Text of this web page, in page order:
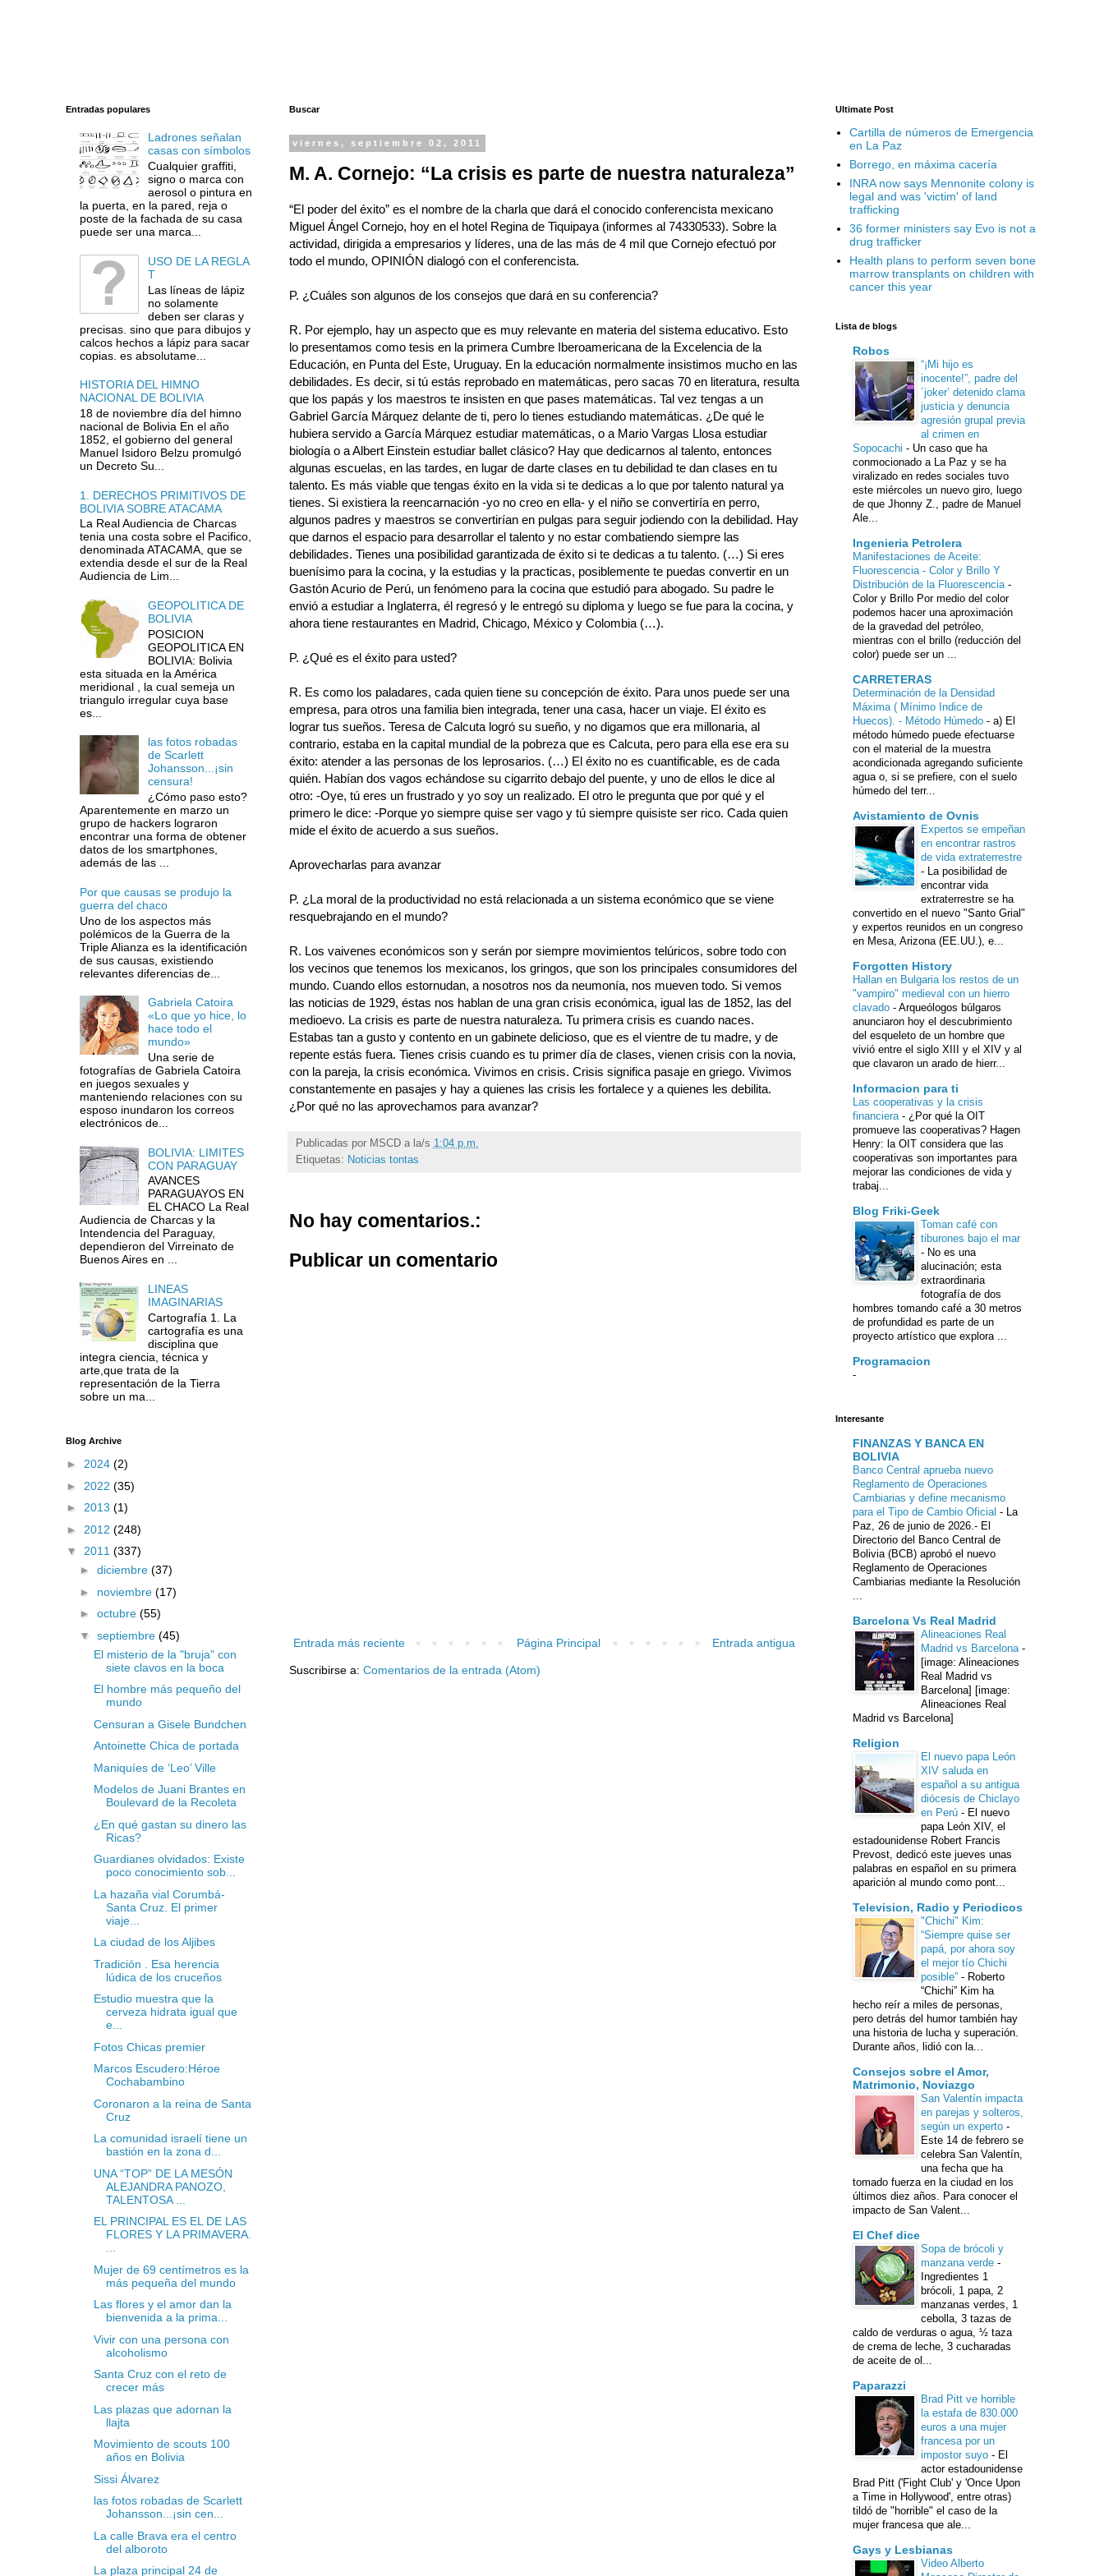
Buscar
viernes, septiembre 02, 2011
M. A. Cornejo: “La crisis es parte de nuestra naturaleza”
“El poder del éxito” es el nombre de la charla que dará el conocido conferencista mexicano
Miguel Ángel Cornejo, hoy en el hotel Regina de Tiquipaya (informes al 74330533). Sobre la
actividad, dirigida a empresarios y líderes, una de las más de 4 mil que Cornejo efectuó por
todo el mundo, OPINIÓN dialogó con el conferencista.
P. ¿Cuáles son algunos de los consejos que dará en su conferencia?
R. Por ejemplo, hay un aspecto que es muy relevante en materia del sistema educativo. Esto
lo presentamos como tesis en la primera Cumbre Iberoamericana de la Excelencia de la
Educación, en Punta del Este, Uruguay. En la educación normalmente insistimos mucho en las
debilidades. Es decir, si tú estás reprobado en matemáticas, pero sacas 70 en literatura, resulta
que los papás y los maestros te insisten en que pases matemáticas. Tal vez tengas a un
Gabriel García Márquez delante de ti, pero lo tienes estudiando matemáticas. ¿De qué le
hubiera servido a García Márquez estudiar matemáticas, o a Mario Vargas Llosa estudiar
biología o a Albert Einstein estudiar ballet clásico? Hay que dedicarnos al talento, entonces
algunas escuelas, en las tardes, en lugar de darte clases en tu debilidad te dan clases en tu
talento. Es más viable que tengas éxito en la vida si te dedicas a lo que por talento natural ya
tienes. Si existiera la reencarnación -yo no creo en ella- y el niño se convertiría en perro,
algunos padres y maestros se convertirían en pulgas para seguir jodiendo con la debilidad. Hay
que darnos el espacio para desarrollar el talento y no estar combatiendo siempre las
debilidades. Tienes una posibilidad garantizada de éxito si te dedicas a tu talento. (…) Si eres
buenísimo para la cocina, y la estudias y la practicas, posiblemente te puedas convertir en un
Gastón Acurio de Perú, un fenómeno para la cocina que estudió para abogado. Su padre le
envió a estudiar a Inglaterra, él regresó y le entregó su diploma y luego se fue para la cocina, y
ahora tiene restaurantes en Madrid, Chicago, México y Colombia (…).
P. ¿Qué es el éxito para usted?
R. Es como los paladares, cada quien tiene su concepción de éxito. Para unos puede ser una
empresa, para otros una familia bien integrada, tener una casa, hacer un viaje. El éxito es
lograr tus sueños. Teresa de Calcuta logró su sueño, y no digamos que era millonaria, al
contrario, estaba en la capital mundial de la pobreza que es Calcuta, pero para ella ese era su
éxito: atender a las personas de los leprosarios. (…) El éxito no es cuantificable, es de cada
quién. Habían dos vagos echándose su cigarrito debajo del puente, y uno de ellos le dice al
otro: -Oye, tú eres un frustrado y yo soy un realizado. El otro le pregunta que por qué y el
primero le dice: -Porque yo siempre quise ser vago y tú siempre quisiste ser rico. Cada quien
mide el éxito de acuerdo a sus sueños.
Aprovecharlas para avanzar
P. ¿La moral de la productividad no está relacionada a un sistema económico que se viene
resquebrajando en el mundo?
R. Los vaivenes económicos son y serán por siempre movimientos telúricos, sobre todo con
los vecinos que tenemos los mexicanos, los gringos, que son los principales consumidores del
mundo. Cuando ellos estornudan, a nosotros nos da neumonía, nos mueven todo. Si vemos
las noticias de 1929, éstas nos hablan de una gran crisis económica, igual las de 1852, las del
medioevo. La crisis es parte de nuestra naturaleza. Tu primera crisis es cuando naces.
Estabas tan a gusto y contento en un gabinete delicioso, que es el vientre de tu madre, y de
repente estás fuera. Tienes crisis cuando es tu primer día de clases, vienen crisis con la novia,
con la pareja, la crisis económica. Vivimos en crisis. Crisis significa pasaje en griego. Vivimos
constantemente en pasajes y hay a quienes las crisis les fortalece y a quienes les debilita.
¿Por qué no las aprovechamos para avanzar?
Publicadas por MSCD a la/s 1:04 p.m.
Etiquetas: Noticias tontas
No hay comentarios.:
Publicar un comentario
Entrada más reciente Entrada antigua
Página Principal
Suscribirse a: Comentarios de la entrada (Atom)
Entradas populares
Ladrones señalan
casas con símbolos
Cualquier graffiti,
signo o marca con
aerosol o pintura en
la puerta, en la pared, reja o
poste de la fachada de su casa
puede ser una marca...
USO DE LA REGLA
T
Las líneas de lápiz
no solamente
deben ser claras y
precisas. sino que para dibujos y
calcos hechos a lápiz para sacar
copias. es absolutame...
HISTORIA DEL HIMNO
NACIONAL DE BOLIVIA
18 de noviembre día del himno
nacional de Bolivia En el año
1852, el gobierno del general
Manuel Isidoro Belzu promulgó
un Decreto Su...
1. DERECHOS PRIMITIVOS DE
BOLIVIA SOBRE ATACAMA
La Real Audiencia de Charcas
tenia una costa sobre el Pacifico,
denominada ATACAMA, que se
extendia desde el sur de la Real
Audiencia de Lim...
GEOPOLITICA DE
BOLIVIA
POSICION
GEOPOLITICA EN
BOLIVIA: Bolivia
esta situada en la América
meridional , la cual semeja un
triangulo irregular cuya base
es...
las fotos robadas
de Scarlett
Johansson...¡sin
censura!
¿Cómo paso esto?
Aparentemente en marzo un
grupo de hackers lograron
encontrar una forma de obtener
datos de los smartphones,
además de las ...
Por que causas se produjo la
guerra del chaco
Uno de los aspectos más
polémicos de la Guerra de la
Triple Alianza es la identificación
de sus causas, existiendo
relevantes diferencias de...
Gabriela Catoira
«Lo que yo hice, lo
hace todo el
mundo»
Una serie de
fotografías de Gabriela Catoira
en juegos sexuales y
manteniendo relaciones con su
esposo inundaron los correos
electrónicos de...
BOLIVIA: LIMITES
CON PARAGUAY
AVANCES
PARAGUAYOS EN
EL CHACO La Real
Audiencia de Charcas y la
Intendencia del Paraguay,
dependieron del Virreinato de
Buenos Aires en ...
LINEAS
IMAGINARIAS
Cartografía 1. La
cartografía es una
disciplina que
integra ciencia, técnica y
arte,que trata de la
representación de la Tierra
sobre un ma...
Blog Archive
► 2024 (2)
► 2022 (35)
► 2013 (1)
► 2012 (248)
▼ 2011 (337)
►diciembre(37)
► noviembre(17)
►octubre(55)
▼septiembre(45)
El misterio de la "bruja" con
siete clavos en la boca
El hombre más pequeño del
mundo
Censuran a Gisele Bundchen
Antoinette Chica de portada
Maniquíes de ‘Leo’ Ville
Modelos de Juani Brantes en
Boulevard de la Recoleta
¿En qué gastan su dinero las
Ricas?
Guardianes olvidados: Existe
poco conocimiento sob...
La hazaña vial Corumbá-
Santa Cruz. El primer
viaje...
La ciudad de los Aljibes
Tradición . Esa herencia
lúdica de los cruceños
Estudio muestra que la
cerveza hidrata igual que
e...
Fotos Chicas premier
Marcos Escudero:Héroe
Cochabambino
Coronaron a la reina de Santa
Cruz
La comunidad israelí tiene un
bastión en la zona d...
UNA “TOP” DE LA MESÓN
ALEJANDRA PANOZO,
TALENTOSA ...
EL PRINCIPAL ES EL DE LAS
FLORES Y LA PRIMAVERA.
Mujer de 69 centímetros es la
más pequeña del mundo
Las flores y el amor dan la
bienvenida a la prima...
Vivir con una persona con
alcoholismo
Santa Cruz con el reto de
crecer más
Las plazas que adornan la
llajta
Movimiento de scouts 100
años en Bolivia
Sissi Álvarez
las fotos robadas de Scarlett
Johansson...¡sin cen...
La calle Brava era el centro
del alboroto
La plaza principal 24 de
Ultimate Post
Cartilla de números de Emergencia
en La Paz
Borrego, en máxima cacería
INRA now says Mennonite colony is
legal and was 'victim' of land
trafficking
36 former ministers say Evo is not a
drug trafficker
Health plans to perform seven bone
marrow transplants on children with
cancer this year
Lista de blogs
Robos
“¡Mi hijo es
inocente!”, padre del
´joker’ detenido clama
justicia y denuncia
agresión grupal previa
al crimen en
Sopocachi - Un caso que ha
conmocionado a La Paz y se ha
viralizado en redes sociales tuvo
este miércoles un nuevo giro, luego
de que Jhonny Z., padre de Manuel
Ale...
Ingenieria Petrolera
Manifestaciones de Aceite:
Fluorescencia - Color y Brillo Y
Distribución de la Fluorescencia -
Color y Brillo Por medio del color
podemos hacer una aproximación
de la gravedad del petróleo,
mientras con el brillo (reducción del
color) puede ser un ...
CARRETERAS
Determinación de la Densidad
Máxima ( Mínimo Indice de
Huecos). - Método Húmedo - a) El
método húmedo puede efectuarse
con el material de la muestra
acondicionada agregando suficiente
agua o, si se prefiere, con el suelo
húmedo del terr...
Avistamiento de Ovnis
Expertos se empeñan
en encontrar rastros
de vida extraterrestre
- La posibilidad de
encontrar vida
extraterrestre se ha
convertido en el nuevo "Santo Grial"
y expertos reunidos en un congreso
en Mesa, Arizona (EE.UU.), e...
Forgotten History
Hallan en Bulgaria los restos de un
"vampiro" medieval con un hierro
clavado - Arqueólogos búlgaros
anunciaron hoy el descubrimiento
del esqueleto de un hombre que
vivió entre el siglo XIII y el XIV y al
que clavaron un arado de hierr...
Informacion para ti
Las cooperativas y la crisis
financiera - ¿Por qué la OIT
promueve las cooperativas? Hagen
Henry: la OIT considera que las
cooperativas son importantes para
mejorar las condiciones de vida y
trabaj...
Blog Friki-Geek
Toman café con
tiburones bajo el mar
- No es una
alucinación; esta
extraordinaria
fotografía de dos
hombres tomando café a 30 metros
de profundidad es parte de un
proyecto artístico que explora ...
Programacion
-
Interesante
FINANZAS Y BANCA EN
BOLIVIA
Banco Central aprueba nuevo
Reglamento de Operaciones
Cambiarias y define mecanismo
para el Tipo de Cambio Oficial - La
Paz, 26 de junio de 2026.- El
Directorio del Banco Central de
Bolivia (BCB) aprobó el nuevo
Reglamento de Operaciones
Cambiarias mediante la Resolución
...
Barcelona Vs Real Madrid
Alineaciones Real
Madrid vs Barcelona -
[image: Alineaciones
Real Madrid vs
Barcelona] [image:
Alineaciones Real
Madrid vs Barcelona]
Religion
El nuevo papa León
XIV saluda en
español a su antigua
diócesis de Chiclayo
en Perú - El nuevo
papa León XIV, el
estadounidense Robert Francis
Prevost, dedicó este jueves unas
palabras en español en su primera
aparición al mundo como pont...
Television, Radio y Periodicos
"Chichi" Kim:
“Siempre quise ser
papá, por ahora soy
el mejor tío Chichi
posible” - Roberto
“Chichi” Kim ha
hecho reír a miles de personas,
pero detrás del humor también hay
una historia de lucha y superación.
Durante años, lidió con la...
Consejos sobre el Amor,
Matrimonio, Noviazgo
San Valentín impacta
en parejas y solteros,
según un experto -
Este 14 de febrero se
celebra San Valentín,
una fecha que ha
tomado fuerza en la ciudad en los
últimos diez años. Para conocer el
impacto de San Valent...
El Chef dice
Sopa de brócoli y
manzana verde -
Ingredientes 1
brócoli, 1 papa, 2
manzanas verdes, 1
cebolla, 3 tazas de
caldo de verduras o agua, ½ taza
de crema de leche, 3 cucharadas
de aceite de ol...
Paparazzi
Brad Pitt ve horrible
la estafa de 830.000
euros a una mujer
francesa por un
impostor suyo - El
actor estadounidense
Brad Pitt ('Fight Club' y 'Once Upon
a Time in Hollywood', entre otras)
tildó de "horrible" el caso de la
mujer francesa que ale...
Gays y Lesbianas
Video Alberto